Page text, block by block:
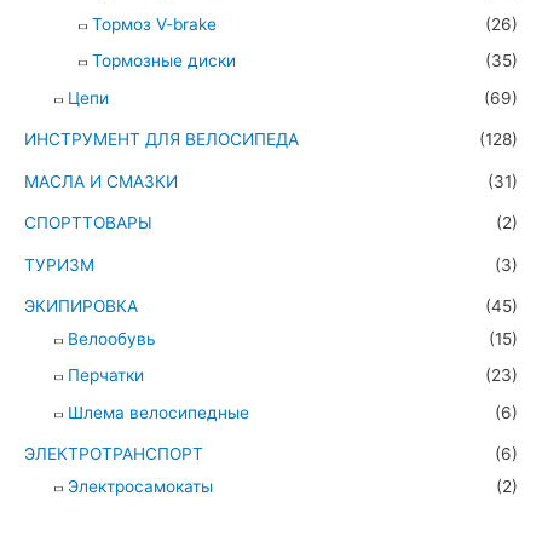
Тормоз V-brake
(26)
Тормозные диски
(35)
Цепи
(69)
ИНСТРУМЕНТ ДЛЯ ВЕЛОСИПЕДА (128)
МАСЛА И СМАЗКИ (31)
СПОРТТОВАРЫ (2)
ТУРИЗМ (3)
ЭКИПИРОВКА
(45)
Велообувь
(15)
Перчатки
(23)
Шлема велосипедные
(6)
ЭЛЕКТРОТРАНСПОРТ
(6)
Электросамокаты
(2)